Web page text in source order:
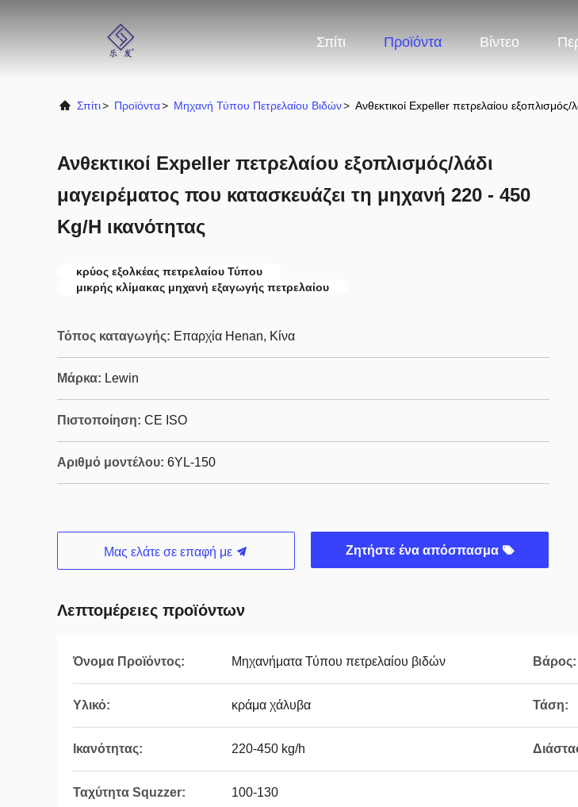
Σπίτι Προϊόντα Βίντεο
Σπίτι> Προϊόντα> Μηχανή Τύπου Πετρελαίου Βιδών> Ανθεκτικοί Expeller πετρελαίου
Ανθεκτικοί Expeller πετρελαίου εξοπλισμός/λάδι
μαγειρέματος που κατασκευάζει τη μηχανή 220 - 450
Kg/H ικανότητας
κρύος εξολκέας πετρελαίου Τύπου
μικρής κλίμακας μηχανή εξαγωγής πετρελαίου
Τόπος καταγωγής: Επαρχία Henan, Κίνα
Μάρκα: Lewin
Πιστοποίηση: CE ISO
Αριθμό μοντέλου: 6YL-150
Μας ελάτε σε επαφή με Ζητήστε ένα απόσπασμα
Λεπτομέρειες προϊόντων
Όνομα Προϊόντος: Μηχανήματα Τύπου πετρελαίου βιδών Βάρος:
Υλικό: κράμα χάλυβα Τάση:
Ικανότητας: 220-450 kg/h
Ταχύτητα Squzzer: 100-130